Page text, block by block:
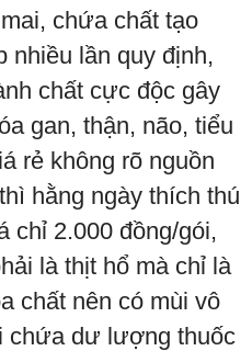
chứa chất tạo
nhiều lần quy định,
chất cực độc gây
gan, thận, não, tiểu
rẻ không rõ nguồn
hằng ngày thích thú
chỉ 2.000 đồng/gói,
là thịt hổ mà chỉ là
chất nên có mùi vô
chứa dư lượng thuốc